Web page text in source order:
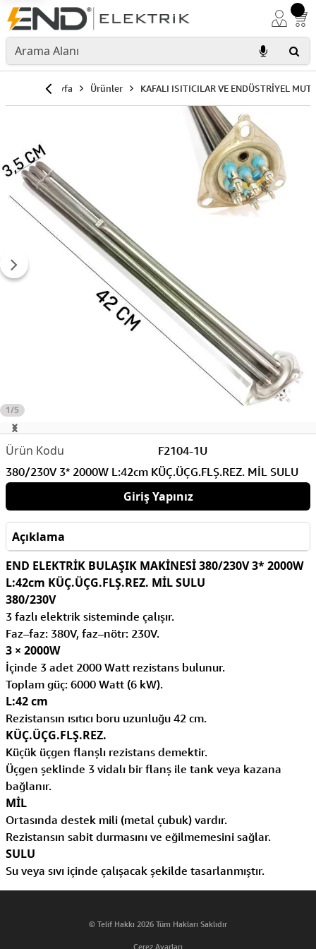
Anasayfa Ürünler KAFALI ISITICILAR VE ENDÜSTRİYEL
1/5
F2104-1U
380/230V 3* 2000W L:42cm KÜÇ.ÜÇG.FLŞ.REZ. MİL SULU
Giriş Yapınız
Açıklama
END ELEKTRİK BULAŞIK MAKİNESİ 380/230V 3* 2000W
L:42cm KÜÇ.ÜÇG.FLŞ.REZ. MİL SULU
380/230V
3 fazlı elektrik sisteminde çalışır.
Faz–faz: 380V, faz–nötr: 230V.
3 × 2000W
İçinde 3 adet 2000 Watt rezistans bulunur.
Toplam güç: 6000 Watt (6 kW).
L:42 cm
Rezistansın ısıtıcı boru uzunluğu 42 cm.
KÜÇ.ÜÇG.FLŞ.REZ.
Küçük üçgen flanşlı rezistans demektir.
Üçgen şeklinde 3 vidalı bir flanş ile tank veya kazana
bağlanır.
MİL
Ortasında destek mili (metal çubuk) vardır.
Rezistansın sabit durmasını ve eğilmemesini sağlar.
SULU
Su veya sıvı içinde çalışacak şekilde tasarlanmıştır.
© Telif Hakkı 2026 Tüm Hakları Saklıdır
Çerez Ayarları